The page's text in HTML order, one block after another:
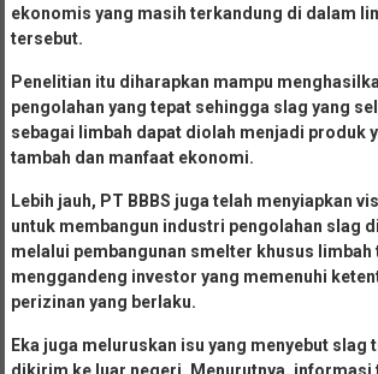
ekonomis yang masih terkandung di dalam
tersebut.
Penelitian itu diharapkan mampu
pengolahan yang tepat sehingga slag yang
sebagai limbah dapat diolah menjadi produk
tambah dan manfaat ekonomi.
Lebih jauh, PT BBBS juga telah menyiapkan
untuk membangun industri pengolahan slag
melalui pembangunan smelter khusus limbah
menggandeng investor yang memenuhi
perizinan yang berlaku.
Eka juga meluruskan isu yang menyebut slag